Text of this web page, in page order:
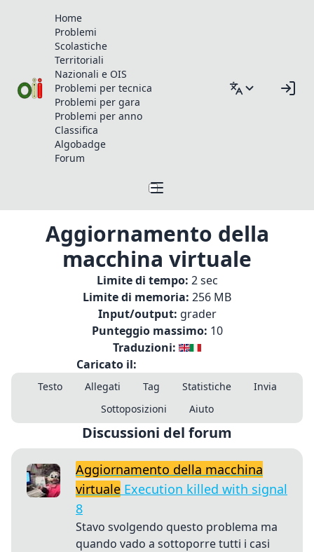
Home
Problemi
Scolastiche
Territoriali
Nazionali e OIS
Problemi per tecnica
Problemi per gara
Problemi per anno
Classifica
Algobadge
Forum
Aggiornamento della
macchina virtuale
Limite di tempo: 2 sec
Limite di memoria: 256 MB
Input/output: grader
Punteggio massimo: 10
Traduzioni:
Caricato il:
Testo Allegati Tag Statistiche
Invia
Sottoposizioni
Aiuto
Discussioni del forum
Aggiornamento della macchina
virtuale Execution killed with signal
8
Stavo svolgendo questo problema ma
quando vado a sottoporre tutti i casi